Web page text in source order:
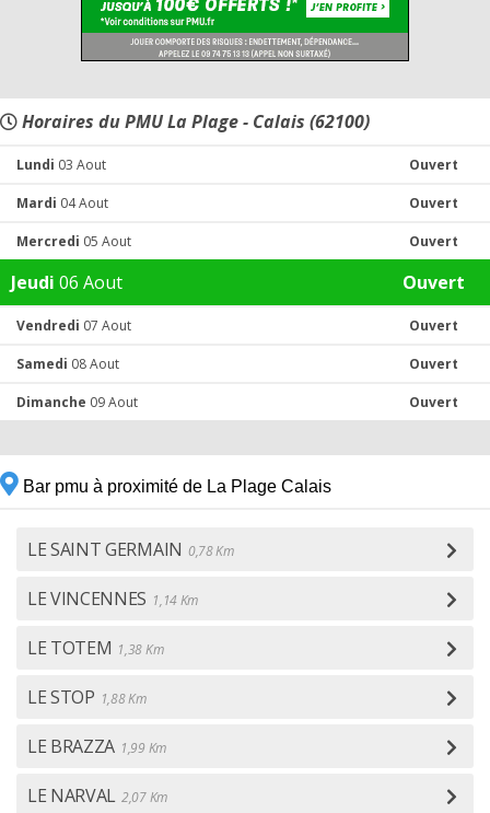
Horaires du PMU La Plage - Calais (62100)
Lundi 03 Aout Ouvert
Mardi 04 Aout Ouvert
Mercredi 05 Aout Ouvert
Jeudi 06 Aout Ouvert
Vendredi 07 Aout Ouvert
Samedi 08 Aout Ouvert
Dimanche 09 Aout Ouvert
Bar pmu à proximité de La Plage Calais
LE SAINT GERMAIN 0,78 Km
LE VINCENNES 1,14 Km
LE TOTEM 1,38 Km
LE STOP 1,88 Km
LE BRAZZA 1,99 Km
LE NARVAL 2,07 Km